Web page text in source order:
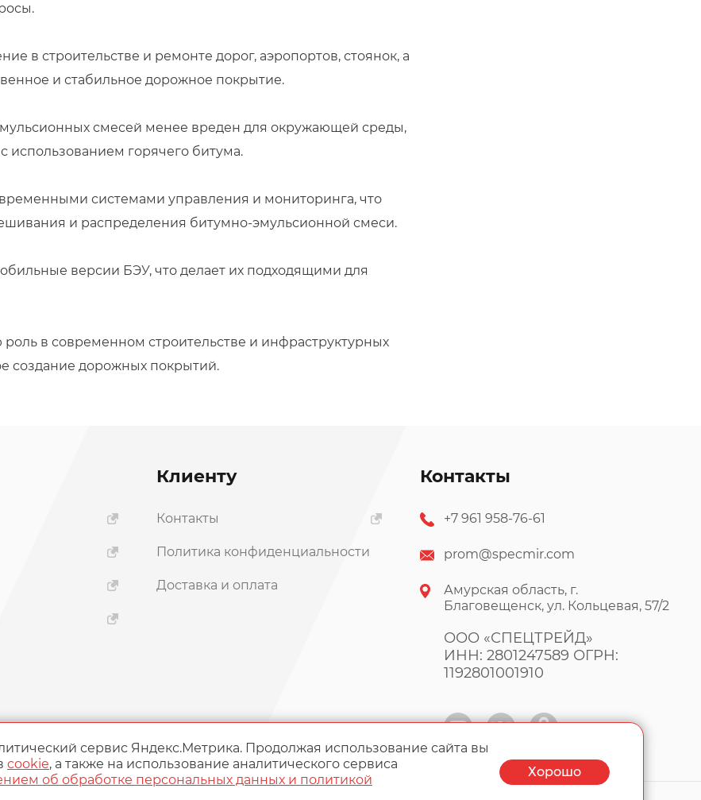
в строительстве и ремонте дорог, аэропортов, стоянок, а
и стабильное дорожное покрытие.
смесей менее вреден для окружающей среды,
горячего битума.
системами управления и мониторинга, что
и распределения битумно-эмульсионной смеси.
версии БЭУ, что делает их подходящими для
в современном строительстве и инфраструктурных
создание дорожных покрытий.
Клиенту
Контакты
Политика конфиденциальности
Доставка и оплата
Контакты
+7 961 958-76-61
prom@specmir.com
Амурская область, г.
Благовещенск, ул. Кольцевая, 57/2
ООО «СПЕЦТРЕЙД»
ИНН: 2801247589 ОГРН:
1192801001910
сервис Яндекс.Метрика. Продолжая использование сайта вы
cookie, а также на использование аналитического сервиса
об обработке персональных данных и политикой
Хорошо